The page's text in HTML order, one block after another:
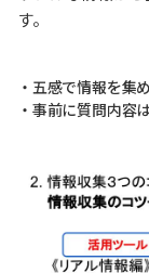
す。
・五感で情報を集
・事前に質問内容